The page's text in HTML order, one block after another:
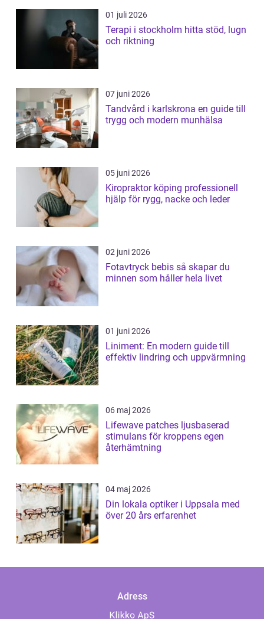
01 juli 2026
Terapi i stockholm hitta stöd, lugn
och riktning
07 juni 2026
Tandvård i karlskrona en guide till
trygg och modern munhälsa
05 juni 2026
Kiropraktor köping professionell
hjälp för rygg, nacke och leder
02 juni 2026
Fotavtryck bebis så skapar du
minnen som håller hela livet
01 juni 2026
Liniment: En modern guide till
effektiv lindring och uppvärmning
06 maj 2026
Lifewave patches ljusbaserad
stimulans för kroppens egen
återhämtning
04 maj 2026
Din lokala optiker i Uppsala med
över 20 års erfarenhet
Adress